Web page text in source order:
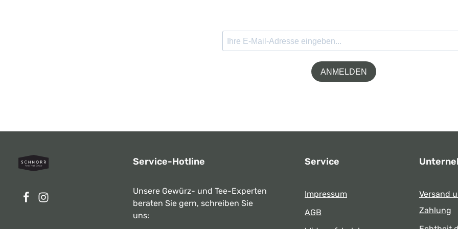
ANMELDEN
Service-Hotline
Unsere Gewürz- und Tee-Experten
beraten Sie gern, schreiben Sie
uns:
Service
Impressum
AGB
Versand
Zahlung